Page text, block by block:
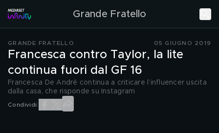
Grande Fratello
GRANDE FRATELLO 05 GIUGNO 2019
Francesca contro Taylor, la lite
continua fuori dal GF 16
Francesca De André continua a criticare l’influencer uscita
dalla casa, che risponde su Instagram
Condividi: